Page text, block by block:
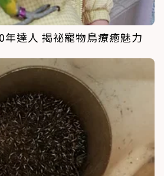
達人 揭祕寵物鳥療癒魅力